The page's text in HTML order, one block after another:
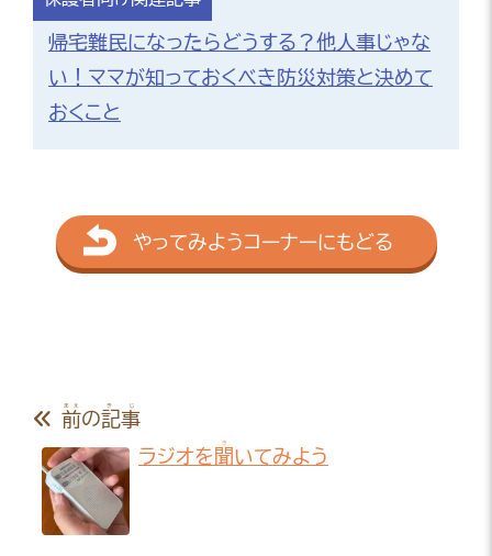
帰宅難民になったらどうする？他人事じゃな
い！ママが知っておくべき防災対策と決めて
おくこと
やってみようコーナーにもどる
前
まえ
の記事
きじ
ラジオを 聞
き
いてみよう